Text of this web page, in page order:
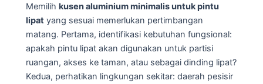
Memilih kusen aluminium minimalis untuk pintu
lipat yang sesuai memerlukan pertimbangan
matang. Pertama, identifikasi kebutuhan fungsional:
apakah pintu lipat akan digunakan untuk partisi
ruangan, akses ke taman, atau sebagai dinding lipat?
Kedua, perhatikan lingkungan sekitar: daerah pesisir